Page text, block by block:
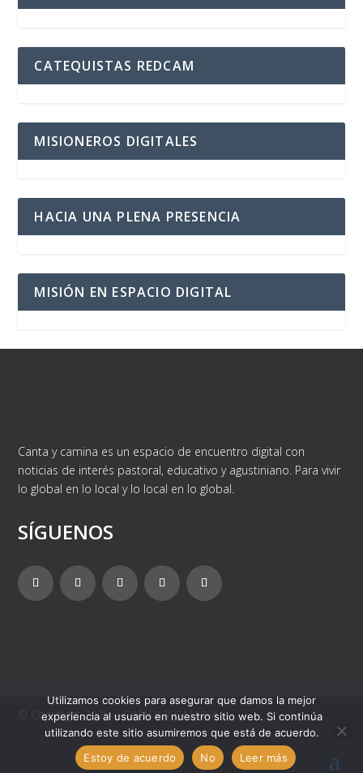
CATEQUISTAS REDCAM
MISIONEROS DIGITALES
HACIA UNA PLENA PRESENCIA
MISIÓN EN ESPACIO DIGITAL
Canta y camina es un espacio de encuentro digital con
noticias de interés pastoral, educativo y agustiniano. Para vivir
lo global en lo local y lo local en lo global.
SÍGUENOS
© Copyright 2025 – CANTA Y CAMINA
Utilizamos cookies para asegurar que damos la mejor
experiencia al usuario en nuestro sitio web. Si continúa
utilizando este sitio asumiremos que está de acuerdo.
Estoy de acuerdo
No Leer más